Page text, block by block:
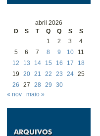
abril 2026
D
S T Q Q S
S
1
2 3
4
5
6 7 8 9 10
11
12
13 14 15 16 17
18
19
20 21 22 23 24 25
26
27 28 29
30
« nov
maio »